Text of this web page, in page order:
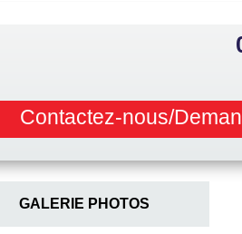
Contactez-nous/
GALERIE PHOTOS